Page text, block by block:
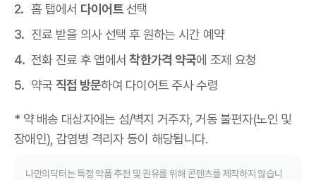
홈 탭에서 다이어트선택
진료 받을 의사 선택 후 원하는 시간 예약
전화 진료 후 앱에서착한가격 약국에 조제 요청
약국 직접 방문하여 다이어트 주사 수령
* 약 배송 대상자에는 섬/벽지 거주자, 거동 불편자(노인 및
장애인), 감염병 격리자 등이 해당됩니다.
나만의닥터는 특정 약품 추천 및 권유를 위해 콘텐츠를 제작하지 않습니